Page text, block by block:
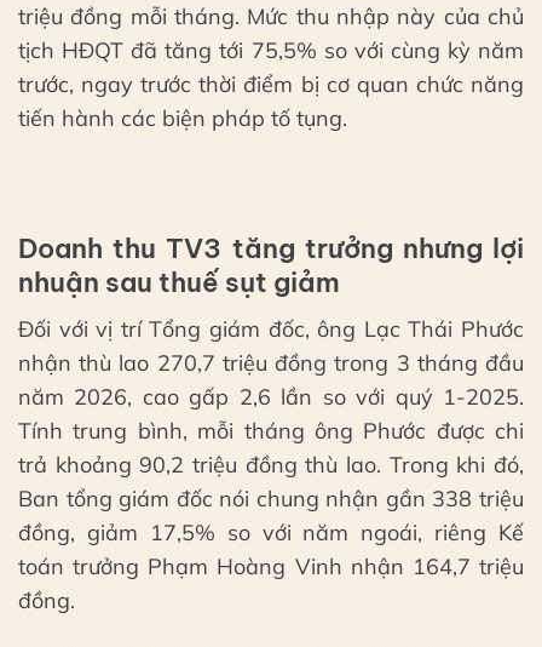
triệu đồng mỗi tháng. Mức thu nhập này của chủ
tịch HĐQT đã tăng tới 75,5% so với cùng kỳ năm
trước, ngay trước thời điểm bị cơ quan chức năng
tiến hành các biện pháp tố tụng.
Doanh thu TV3 tăng trưởng nhưng lợi
nhuận sau thuế sụt giảm
Đối với vị trí Tổng giám đốc, ông Lạc Thái Phước
nhận thù lao 270,7 triệu đồng trong 3 tháng đầu
năm 2026, cao gấp 2,6 lần so với quý 1-2025.
Tính trung bình, mỗi tháng ông Phước được chi
trả khoảng 90,2 triệu đồng thù lao. Trong khi đó,
Ban tổng giám đốc nói chung nhận gần 338 triệu
đồng, giảm 17,5% so với năm ngoái, riêng Kế
toán trưởng Phạm Hoàng Vinh nhận 164,7 triệu
đồng.